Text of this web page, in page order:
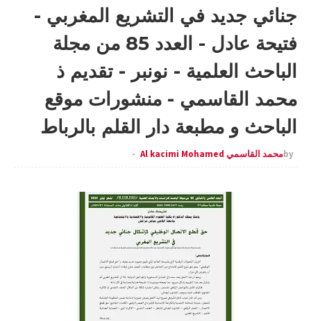
جنائي جديد في التشريع المغربي -
فتيحة عادل - العدد 85 من مجلة
الباحث العلمية - نونبر - تقديم ذ
محمد القاسمي - منشورات موقع
الباحث و مطبعة دار القلم بالرباط
byمحمد القاسمي Al kacimi Mohamed